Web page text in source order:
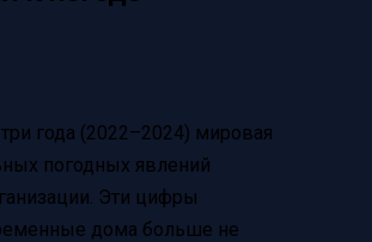
года (2022–2024) мировая
погодных явлений
Эти цифры
дома больше не